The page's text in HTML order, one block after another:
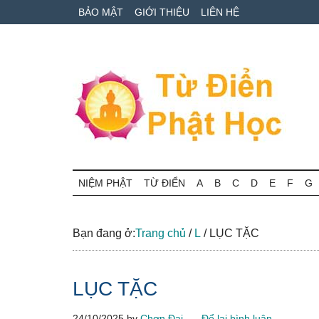
to
to
qua
BẢO MẬT GIỚI THIỆU LIÊN HỆ
Từ
điển
Phật
cứu
thuật
Phật
học
NIỆM PHẬT TỪ ĐIỂN A B C D E F G
Bạn đang ở:Trang chủ / L /LỤC TẶC
LỤC TẶC